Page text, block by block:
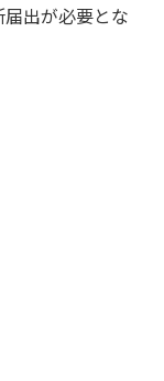
出が必要とな